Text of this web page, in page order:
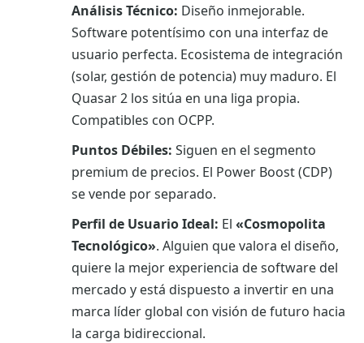
Análisis Técnico: Diseño inmejorable.
Software potentísimo con una interfaz de
usuario perfecta. Ecosistema de integración
(solar, gestión de potencia) muy maduro. El
Quasar 2 los sitúa en una liga propia.
Compatibles con OCPP.
Puntos Débiles: Siguen en el segmento
premium de precios. El Power Boost (CDP)
se vende por separado.
Perfil de Usuario Ideal: El «Cosmopolita
Tecnológico». Alguien que valora el diseño,
quiere la mejor experiencia de software del
mercado y está dispuesto a invertir en una
marca líder global con visión de futuro hacia
la carga bidireccional.